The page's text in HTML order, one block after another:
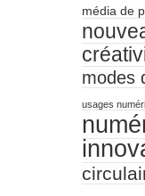
média de
modes
usages